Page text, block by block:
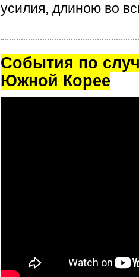
усилия, длиною во
Cобытия по
Южной Корее